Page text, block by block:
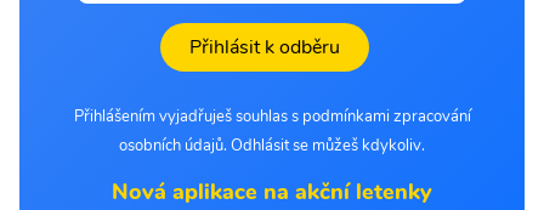
Přihlásit k odběru
Přihlášením vyjadřuješ souhlas s podmínkami zpracování
osobních údajů. Odhlásit se můžeš kdykoliv.
Nová aplikace na akční letenky